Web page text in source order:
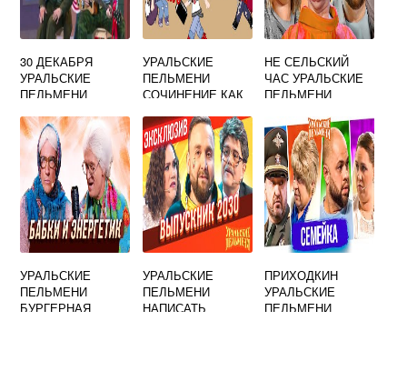
30 ДЕКАБРЯ
УРАЛЬСКИЕ
ПЕЛЬМЕНИ
УРАЛЬСКИЕ
ПЕЛЬМЕНИ
СОЧИНЕНИЕ КАК
НЕ СЕЛЬСКИЙ
ЧАС УРАЛЬСКИЕ
ПЕЛЬМЕНИ
УРАЛЬСКИЕ
ПЕЛЬМЕНИ
БУРГЕРНАЯ
УРАЛЬСКИЕ
ПЕЛЬМЕНИ
НАПИСАТЬ
ПРИХОДКИН
УРАЛЬСКИЕ
ПЕЛЬМЕНИ